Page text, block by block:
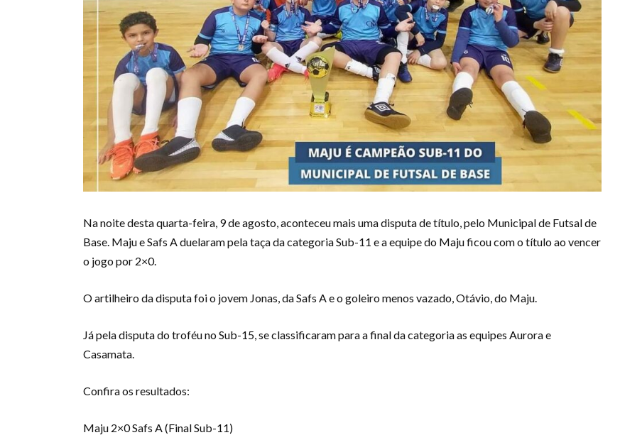
Na noite desta quarta-feira, 9 de agosto, aconteceu mais uma disputa de título, pelo Municipal de Futsal de
Base. Maju e Safs A duelaram pela taça da categoria Sub-11 e a equipe do Maju ficou com o título ao vencer
o jogo por 2×0.
O artilheiro da disputa foi o jovem Jonas, da Safs A e o goleiro menos vazado, Otávio, do Maju.
Já pela disputa do troféu no Sub-15, se classificaram para a final da categoria as equipes Aurora e
Casamata.
Confira os resultados:
Maju 2×0 Safs A (Final Sub-11)